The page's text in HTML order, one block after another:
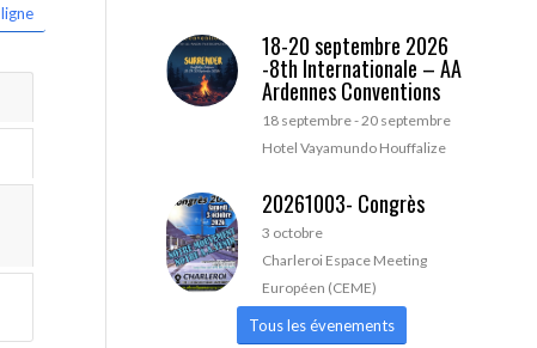
18-20 septembre 2026
-8th Internationale – AA
Ardennes Conventions
18 septembre-20 septembre
Hotel Vayamundo Houffalize
20261003- Congrès
3 octobre
Charleroi Espace Meeting
Européen (CEME)
Tous les évenements